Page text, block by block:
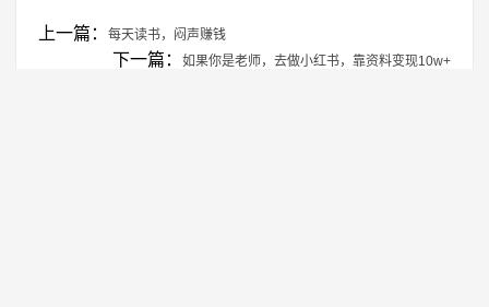
上一篇： 每天读书，闷声赚钱
下一篇： 如果你是老师，去做小红书，靠资料变现10w+